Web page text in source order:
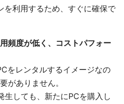
利用するため、すぐに確保で
頻度が低く、コストパフォー
をレンタルするイメージなの
がありません。
生しても、新たにPCを購入し